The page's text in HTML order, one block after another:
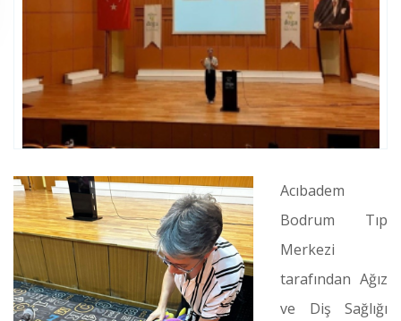
Acıbadem
Bodrum Tıp
Merkezi
tarafından Ağız
ve Diş Sağlığı